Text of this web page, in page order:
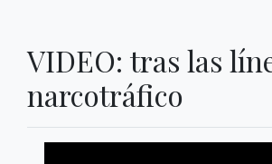
VIDEO: tras las
narcotráfico